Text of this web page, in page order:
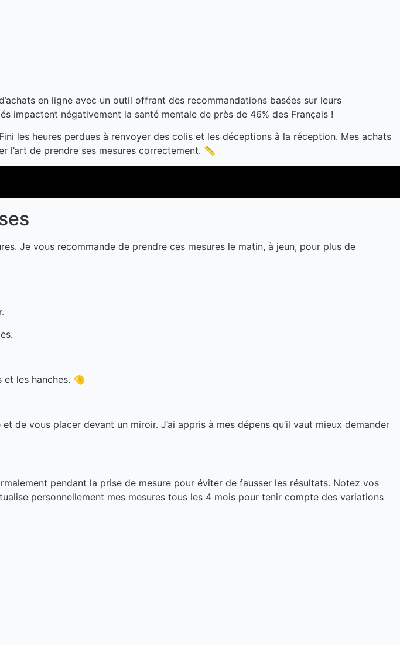
en ligne avec un outil offrant des recommandations basées sur leurs
impactent négativement la santé mentale de près de 46% des Français !
les heures perdues à renvoyer des colis et les déceptions à la réception. Mes achats
l’art de prendre ses mesures correctement. 📏
Je vous recommande de prendre ces mesures le matin, à jeun, pour plus de
et les hanches. 🤏
de vous placer devant un miroir. J’ai appris à mes dépens qu’il vaut mieux demander
pendant la prise de mesure pour éviter de fausser les résultats. Notez vos
personnellement mes mesures tous les 4 mois pour tenir compte des variations